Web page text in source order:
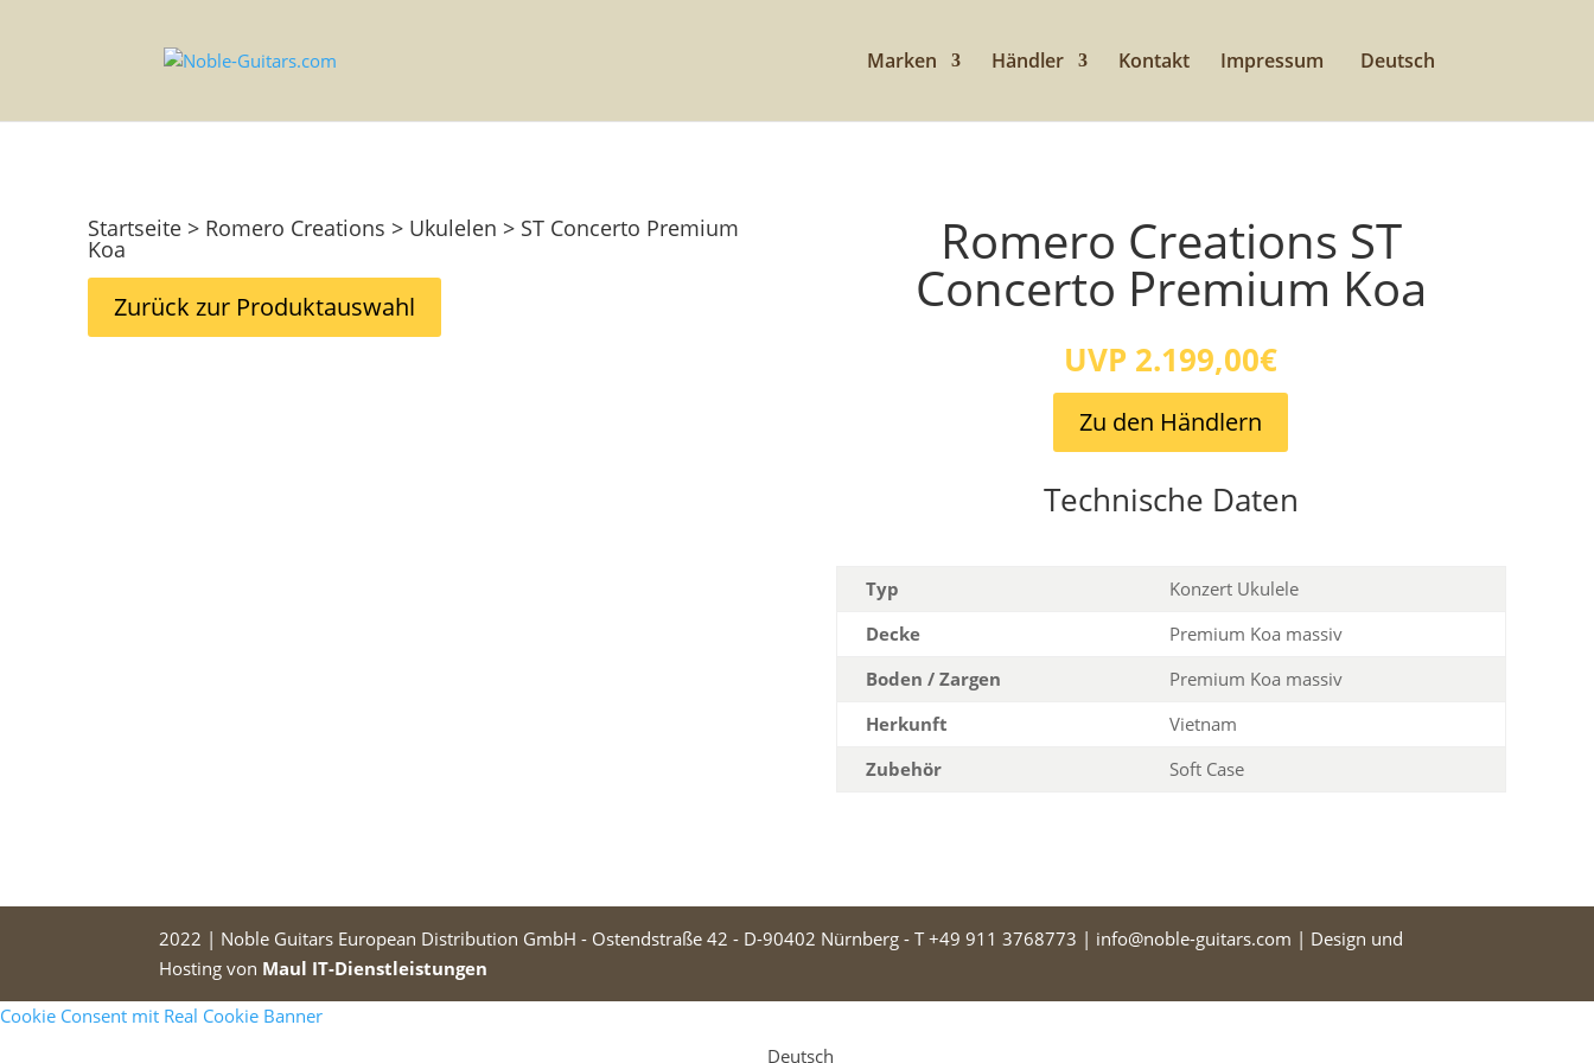
Marken Händler Kontakt Impressum Deutsch
Startseite > Romero Creations > Ukulelen > ST Concerto Premium
Koa
Zurück zur Produktauswahl
Romero Creations ST
Concerto Premium Koa
UVP 2.199,00€
Zu den Händlern
Technische Daten
Typ
Konzert Ukulele
Decke
Premium Koa massiv
Boden / Zargen
Premium Koa massiv
Herkunft
Vietnam
Zubehör
Soft Case
2022 | Noble Guitars European Distribution GmbH - Ostendstraße 42 - D-90402 Nürnberg - T +49 911 3768773 | info@noble-guitars.com | Design und
Hosting von Maul IT-Dienstleistungen
Cookie Consent mit Real Cookie Banner
Deutsch